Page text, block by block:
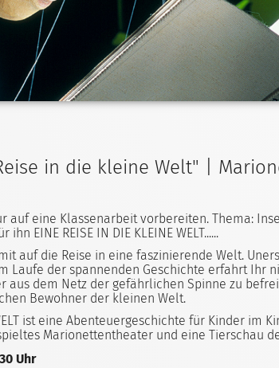
in die kleine Welt" |
auf eine Klassenarbeit vorbereiten. Thema:
EINE REISE IN DIE KLEINE WELT......
auf die Reise in eine faszinierende Welt.
Laufe der spannenden Geschichte erfahrt Ihr
aus dem Netz der gefährlichen Spinne zu
Bewohner der kleinen Welt.
ist eine Abenteuergeschichte für Kinder im
Marionettentheater und eine Tierschau
Uhr